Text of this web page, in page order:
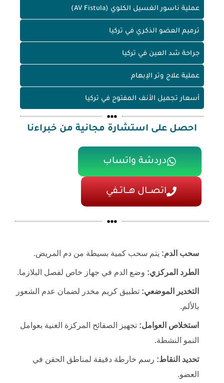
عملية ناسور الغسيل الكلوي (AV Fistula)
ترميم العضو الذكري في تركيا
جراحة شد العين في تركيا
عملية علاج وتر الإبهام
أسعار تجميل الأنف المفتوح في تركيا
احصل على استشارة مجانية من خبراءنا
دردشة واتساب
اتصـــال هـــاتــفي
سحب الدم: يتم سحب كمية بسيطة من دم المريض.
الطرد المركزي: وضع الدم في جهاز خاص لفصل البلازما.
التخدير الموضعي: تطبيق كريم مخدر لضمان عدم الشعور
بالألم.
استخلاص العوامل: تجهيز الصفائح المركزة الغنية بعوامل
النمو النشطة.
تحديد النقاط: رسم خارطة دقيقة لمناطق الحقن في
العضو.